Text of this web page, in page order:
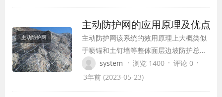
主动防护网
主动防护网的应用原理及优点
主动防护网该系统的效用原理上大概类似
于喷锚和土钉墙等整体面层边坡防护总体
管理体系，但因其柔性特性标示能使系统
将一部分集中化荷载向周边均值传交以充
system · 浏览 1400 · 评论 0 ·
3年前 (2023-05-23)